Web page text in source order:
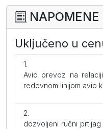
NAPOMENE
Uključeno u
Avio prevoz na
redovnom linijom avio
dozvoljeni ručni